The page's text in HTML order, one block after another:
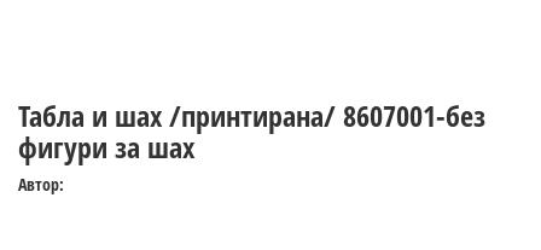
Табла и шах /принтирана/ 8607001-без
фигури за шах
Автор: